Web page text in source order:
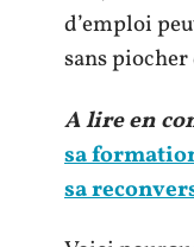
d’emploi
sans
A lire en
sa
sa